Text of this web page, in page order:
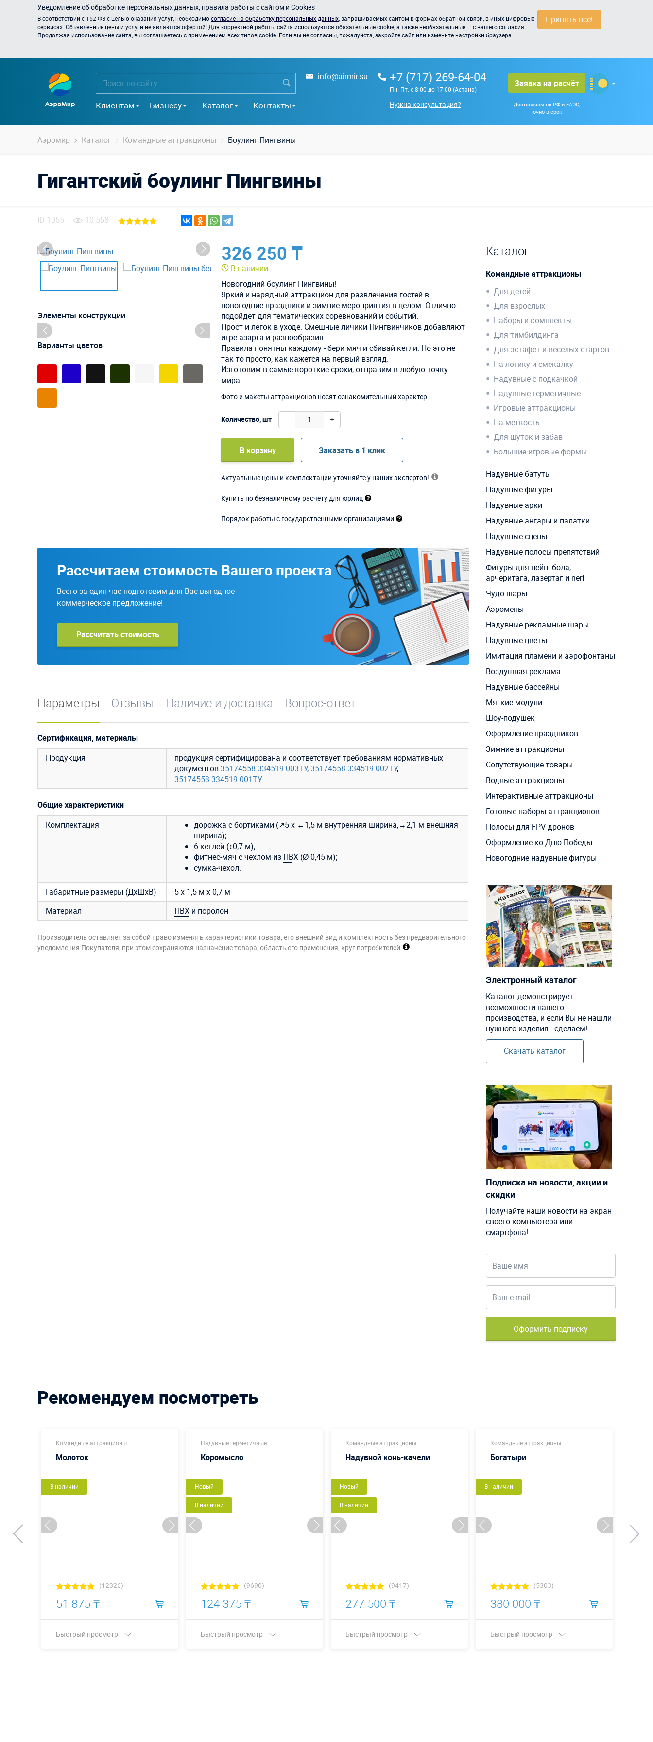
Принять всё!
Уведомление об обработке персональных данных, правила работы с сайтом и Cookies
В соответствии с 152-ФЗ с целью оказания услуг, необходимосогласие на обработку персональных данных , запрашиваемых сайтом в формах обратной связи, в иных цифровых
сервисах. Объявленные цены и услуги не являются офертой! Для корректной работы сайта используются обязательные cookie, а также необязательные — с вашего согласия.
Продолжая использование сайта, вы соглашаетесь с применением всех типов cookie. Если вы не согласны, пожалуйста, закройте сайт или измените настройки браузера.
Клиентам Бизнесу Каталог Контакты
info@airmir.su +7 (717) 269-64-04
Пн.-Пт. с 8:00 до 17:00 (Астана)
Нужна консультация?
Заявка на расчёт
Доставляем по РФ и ЕАЭС,
точно в срок!
Аэромир Каталог Командные аттракционы Боулинг Пингвины
Гигантский боулинг Пингвины
ID 1055 10 558
Элементы конструкции
Варианты цветов
326 250 ₸
В наличии
Новогодний боулинг Пингвины!
Яркий и нарядный аттракцион для развлечения гостей в
новогодние праздники и зимние мероприятия в целом. Отлично
подойдет для тематических соревнований и событий.
Прост и легок в уходе. Смешные личики Пингвинчиков добавляют
игре азарта и разнообразия.
Правила понятны каждому - бери мяч и сбивай кегли. Но это не
так то просто, как кажется на первый взгляд.
Изготовим в самые короткие сроки, отправим в любую точку
мира!
Фото и макеты аттракционов носят ознакомительный характер.
Количество, шт - +
В корзину Заказать в 1 клик
Актуальные цены и комплектации уточняйте у наших экспертов!
Купить по безналичному расчету для юрлиц
Порядок работы с государственными организациями
Рассчитаем стоимость Вашего проекта
Всего за один час подготовим для Вас выгодное
коммерческое предложение!
Рассчитать стоимость
Параметры Отзывы Наличие и доставка Вопрос-ответ
Сертификация, материалы
Продукция
продукция сертифицирована и соответствует требованиям нормативных
документов35174558.334519.003ТУ,35174558.334519.002ТУ,
35174558.334519.001ТУ
Общие характеристики
Комплектация
дорожка с бортиками (↗5 х ↔1,5 м внутренняя ширина,↔2,1 м внешняя
ширина);
6 кеглей (↕0,7 м);
фитнес-мяч с чехлом из ПВХ (Ø 0,45 м);
сумка-чехол.
Габаритные размеры (ДхШхВ)
5 х 1,5 м х 0,7 м
Материал
ПВХ и поролон
Производитель оставляет за собой право изменять характеристики товара, его внешний вид и комплектность без предварительного
уведомления Покупателя, при этом сохраняются назначение товара, область его применения, круг потребителей
Каталог
Командные аттракционы
Для детей
Для взрослых
Наборы и комплекты
Для тимбилдинга
Для эстафет и веселых стартов
На логику и смекалку
Надувные с подкачкой
Надувные герметичные
Игровые аттракционы
На меткость
Для шуток и забав
Большие игровые формы
Надувные батуты
Надувные фигуры
Надувные арки
Надувные ангары и палатки
Надувные сцены
Надувные полосы препятствий
Фигуры для пейнтбола,
арчеритага, лазертаг и nerf
Чудо-шары
Аэромены
Надувные рекламные шары
Надувные цветы
Имитация пламени и аэрофонтаны
Воздушная реклама
Надувные бассейны
Мягкие модули
Шоу-подушек
Оформление праздников
Зимние аттракционы
Сопутствующие товары
Водные аттракционы
Интерактивные аттракционы
Готовые наборы аттракционов
Полосы для FPV дронов
Оформление ко Дню Победы
Новогодние надувные фигуры
Электронный каталог
Каталог демонстрирует
возможности нашего
производства, и если Вы не нашли
нужного изделия - сделаем!
Скачать каталог
Подписка на новости, акции и
скидки
Получайте наши новости на экран
своего компьютера или
смартфона!
Оформить подписку
Рекомендуем посмотреть
Командные аттракционы
Молоток
В наличии
(12326)
51 875 ₸
Быстрый просмотр
Надувные герметичные
Коромысло
Новый
В наличии
(9690)
124 375 ₸
Быстрый просмотр
Командные аттракционы
Надувной конь-качели
Новый
В наличии
(9417)
277 500 ₸
Быстрый просмотр
Командные аттракционы
Богатыри
В наличии
(5303)
380 000 ₸
Быстрый просмотр